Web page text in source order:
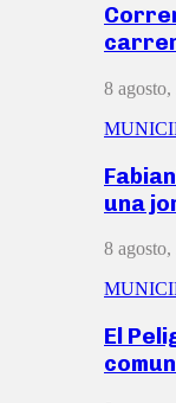
8
una
8
El